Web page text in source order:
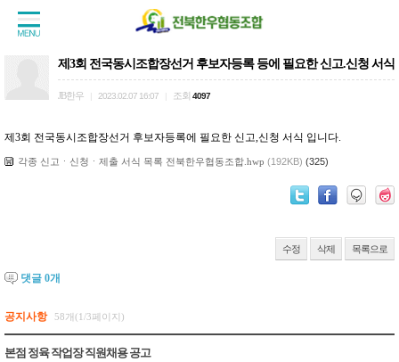
제3회 전국동시조합장선거 후보자등록 등에 필요한 신고.신청 서식
JB한우 2023.02.07 16:07 조회 4097
제3회 전국동시조합장선거 후보자등록에 필요한 신고,신청 서식 입니다.
각종 신고ㆍ신청ㆍ제출 서식 목록 전북한우협동조합.hwp (192KB) (325)
수정 삭제 목록으로
댓글 0개
공지사항 58개(1/3페이지)
본점 정육 작업장 직원채용 공고